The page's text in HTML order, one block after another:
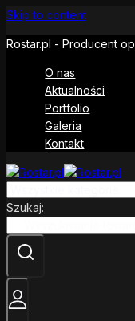
Skip to content
Rostar.pl - Producent
O nas
Aktualności
Portfolio
Galeria
Kontakt
Szukaj: